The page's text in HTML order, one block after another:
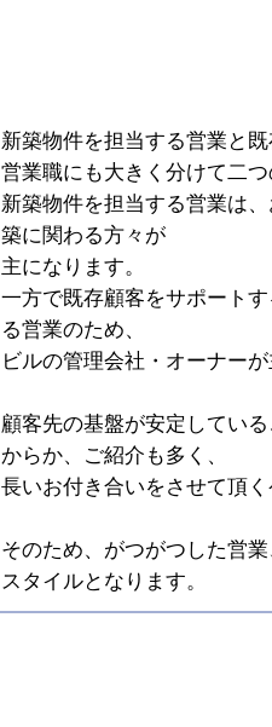
新築物件を担当する営業と
営業職にも大きく分けて二つ
新築物件を担当する営業は
築に関わる方々が
主になります。
一方で既存顧客をサポート
る営業のため、
ビルの管理会社・オーナー
顧客先の基盤が安定してい
からか、ご紹介も多く、
長いお付き合いをさせて頂く
そのため、がつがつした営
スタイルとなります。